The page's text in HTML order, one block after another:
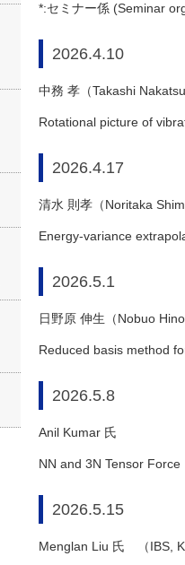
*:セミナー係 (Seminar
2026.4.10
中務 孝（Takashi
Rotational picture of
2026.4.17
清水 則孝（Noritaka
Energy-variance
2026.5.1
日野原 伸生（Nobuo
Reduced basis method
2026.5.8
Anil Kumar 氏
NN and 3N Tensor
2026.5.15
Menglan Liu 氏 （IBS,